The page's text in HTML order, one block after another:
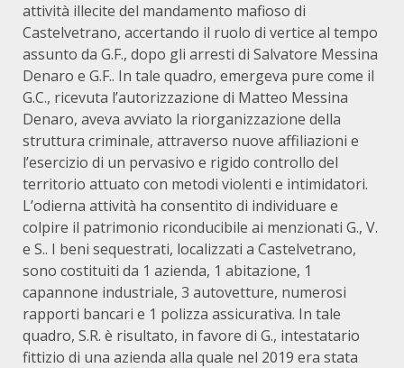
attività illecite del mandamento mafioso di
Castelvetrano, accertando il ruolo di vertice al tempo
assunto da G.F., dopo gli arresti di Salvatore Messina
Denaro e G.F.. In tale quadro, emergeva pure come il
G.C., ricevuta l’autorizzazione di Matteo Messina
Denaro, aveva avviato la riorganizzazione della
struttura criminale, attraverso nuove affiliazioni e
l’esercizio di un pervasivo e rigido controllo del
territorio attuato con metodi violenti e intimidatori.
L’odierna attività ha consentito di individuare e
colpire il patrimonio riconducibile ai menzionati G., V.
e S.. I beni sequestrati, localizzati a Castelvetrano,
sono costituiti da 1 azienda, 1 abitazione, 1
capannone industriale, 3 autovetture, numerosi
rapporti bancari e 1 polizza assicurativa. In tale
quadro, S.R. è risultato, in favore di G., intestatario
fittizio di una azienda alla quale nel 2019 era stata